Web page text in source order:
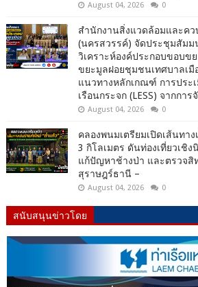
August 04, 2026 0
สำนักงานสิ่งแวดล้อมและค
(นครสวรรค์) จัดประชุมสัมม
วิเคราะห์องค์ประกอบขอบข
ขยะมูลฝอยชุมชนเทศบาลเมื
แนวทางหลักเกณฑ์ การประ
เรือนกระจก (LESS) จากก
August 04, 2026 0
คลองพนมเตรียมเปิดเส้นทาง
3 กิโลเมตร ดันท่องเที่ยวเชิ
แก้ปัญหาช้างป่า และตรวจสิ
สุราษฎร์ธานี –
August 04, 2026 0
สนับสนุนข่าวโดย